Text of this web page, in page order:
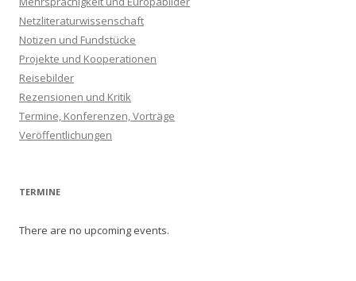
Netzliteraturwissenschaft
Notizen und Fundstücke
Projekte und Kooperationen
Reisebilder
Rezensionen und Kritik
Termine, Konferenzen, Vorträge
Veröffentlichungen
TERMINE
There are no upcoming events.